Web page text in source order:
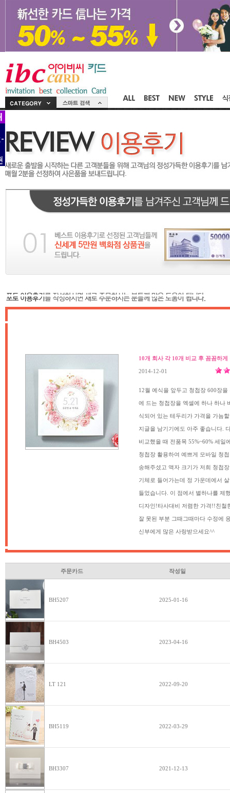
10개 회사 각 10개 비교 후 꼼꼼하
2014-12-01
12월 예식을 앞두고 청첩장 600장
에 드는 청첩장을 엑셀에 하나 하나
식되어 있는 테두리가 가격을 가늠
지글을 남기기에도 아주 좋습니다.
비교했을 때 전품목 55%~60% 세
청첩장 활용하여 예쁘게 모바일 청
송해주셨고 액자 크기가 저희 청첩
기체로 들어가는데 정 가운데에서
들었습니다. 이 점에서 별하나를 제
디자인!타사대비 저렴한 가격!!친철
잘 못된 부분 그때그때마다 수정에
신부에게 많은 사랑받으세요^^
주문카드 작성일
BH5207 2025-01-16
BH4503 2023-04-16
LT 121 2022-09-20
BH5119 2022-03-29
BH3307 2021-12-13